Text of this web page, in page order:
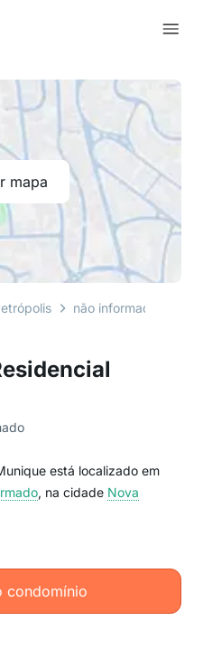
está localizado em
, na cidade Nova
condomínio
mapa
não informado